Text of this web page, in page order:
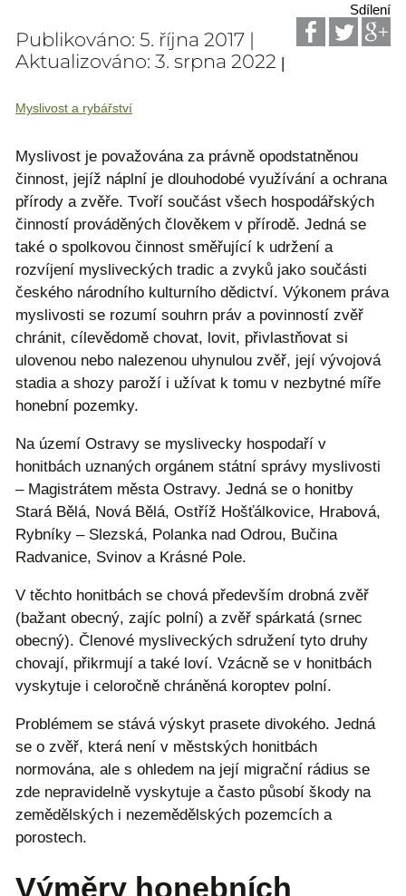
Sdílení
Publikováno: 5. října 2017 |
Aktualizováno: 3. srpna 2022 |
Myslivost a rybářství
Myslivost je považována za právně opodstatněnou
činnost, jejíž náplní je dlouhodobé využívání a ochrana
přírody a zvěře. Tvoří součást všech hospodářských
činností prováděných člověkem v přírodě. Jedná se
také o spolkovou činnost směřující k udržení a
rozvíjení mysliveckých tradic a zvyků jako součásti
českého národního kulturního dědictví. Výkonem práva
myslivosti se rozumí souhrn práv a povinností zvěř
chránit, cílevědomě chovat, lovit, přivlastňovat si
ulovenou nebo nalezenou uhynulou zvěř, její vývojová
stadia a shozy paroží i užívat k tomu v nezbytné míře
honební pozemky.
Na území Ostravy se myslivecky hospodaří v
honitbách uznaných orgánem státní správy myslivosti
– Magistrátem města Ostravy. Jedná se o honitby
Stará Bělá, Nová Bělá, Ostříž Hošťálkovice, Hrabová,
Rybníky – Slezská, Polanka nad Odrou, Bučina
Radvanice, Svinov a Krásné Pole.
V těchto honitbách se chová především drobná zvěř
(bažant obecný, zajíc polní) a zvěř spárkatá (srnec
obecný). Členové mysliveckých sdružení tyto druhy
chovají, přikrmují a také loví. Vzácně se v honitbách
vyskytuje i celoročně chráněná koroptev polní.
Problémem se stává výskyt prasete divokého. Jedná
se o zvěř, která není v městských honitbách
normována, ale s ohledem na její migrační rádius se
zde nepravidelně vyskytuje a často působí škody na
zemědělských i nezemědělských pozemcích a
porostech.
Výměry honebních